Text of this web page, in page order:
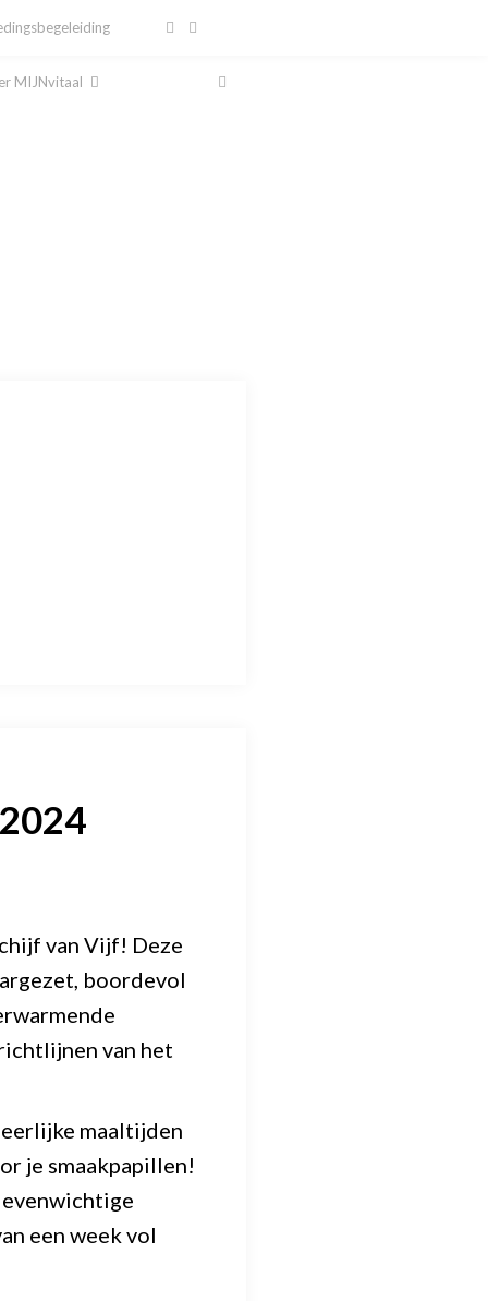
MIJNvitaal
van Vijf! Deze
boordevol
van het
maaltijden
je smaakpapillen!
een week vol